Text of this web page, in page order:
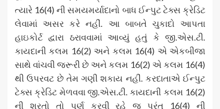
ત્યારે 16(4) ની સમયમર્યાદાનો બાધ ઈન્પુટ ટેક્સ ક્રેડિટ
લેવામાં અસર કરે નહીં. આ બાબતે ચુકાદો આપતા
હાઇકોર્ટ દ્વારા ઠરાવવામાં આવ્યું હતું કે જી.એસ.ટી.
કાયદાની કલમ 16(2) અને કલમ 16(4) એ એકબીજા
સાથે વાંચવી જરૂરી છે અને કલમ 16(2) એ કલમ 16(4)
થી ઉપરવટ છે તેમ ગણી શકાય નહીં. કરદાતાએ ઈન્પુટ
ટેક્સ ક્રેડિટ મેળવવા જી.એસ.ટી. કાયદાની કલમ 16(2)
ની શરતો તો પૂર્ણ કરવી રહે જ પરંતુ 16(4) ની